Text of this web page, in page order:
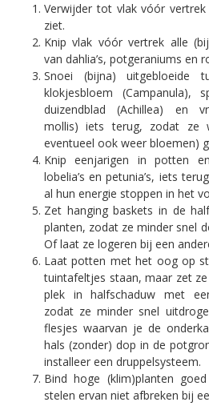
Verwijder tot vlak vóór
ziet.
Knip vlak vóór vertrek alle
van dahlia’s, potgeraniums en
Snoei (bijna) uitgebloeide
klokjesbloem (Campanula),
duizendblad (Achillea) en
mollis) iets terug, zodat ze
eventueel ook weer bloemen)
Knip eenjarigen in potten
lobelia’s en petunia’s, iets
al hun energie stoppen in het
Zet hanging baskets in de
planten, zodat ze minder snel
Of laat ze logeren bij een
Laat potten met het oog op
tuintafeltjes staan, maar zet
plek in halfschaduw met
zodat ze minder snel
flesjes waarvan je de
hals (zonder) dop in de
installeer een druppelsysteem.
Bind hoge (klim)planten
stelen ervan niet afbreken bij